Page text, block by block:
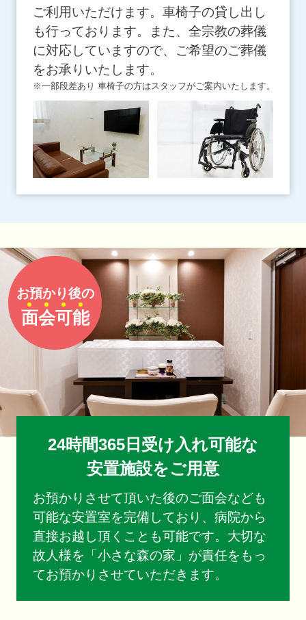
ご利用いただけます。車椅子の貸し出し
も行っております。また、全宗教の葬儀
に対応していますので、ご希望のご葬儀
をお承りいたします。
※一部段差あり 車椅子の方はスタッフがご案内いたします。
お預かり後の
面会可能
24時間365日受け入れ可能な
安置施設をご用意
お預かりさせて頂いた後のご面会なども
可能な安置室を完備しており、病院から
直接お越し頂くことも可能です。大切な
故人様を「小さな森の家」が責任をもっ
てお預かりさせていただきます。